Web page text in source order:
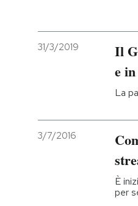
31/3/2019
Il
e
La
3/7/2016
È
per